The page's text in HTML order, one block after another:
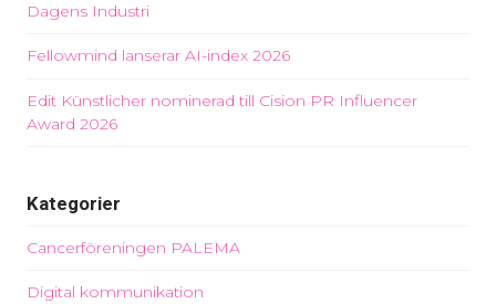
Dagens Industri
Fellowmind lanserar AI-index 2026
Edit Künstlicher nominerad till Cision PR Influencer
Award 2026
Kategorier
Cancerföreningen PALEMA
Digital kommunikation